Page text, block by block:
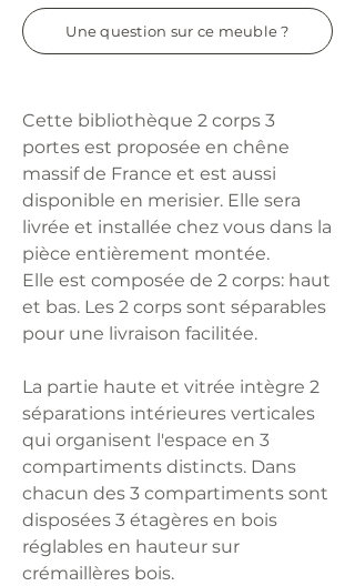
Une question sur ce meuble ?
Cette bibliothèque 2 corps 3
portes est proposée en chêne
massif de France et est aussi
disponible en merisier. Elle sera
livrée et installée chez vous dans la
pièce entièrement montée.
Elle est composée de 2 corps: haut
et bas. Les 2 corps sont séparables
pour une livraison facilitée.
La partie haute et vitrée intègre 2
séparations intérieures verticales
qui organisent l'espace en 3
compartiments distincts. Dans
chacun des 3 compartiments sont
disposées 3 étagères en bois
réglables en hauteur sur
crémaillères bois.